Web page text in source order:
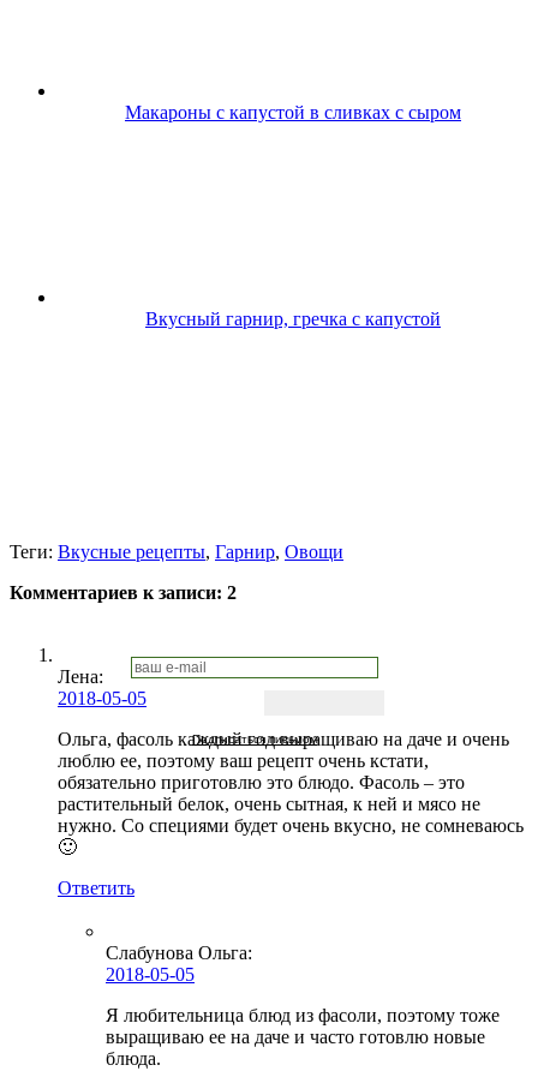
Макароны с капустой в сливках с сыром
Вкусный гарнир, гречка с капустой
Подписаться письмом
Теги: Вкусные рецепты, Гарнир, Овощи
Комментариев к записи: 2
Лена:
2018-05-05
Ольга, фасоль каждый год выращиваю на даче и очень
люблю ее, поэтому ваш рецепт очень кстати,
обязательно приготовлю это блюдо. Фасоль – это
растительный белок, очень сытная, к ней и мясо не
нужно. Со специями будет очень вкусно, не сомневаюсь
🙂
Ответить
Слабунова Ольга:
2018-05-05
Я любительница блюд из фасоли, поэтому тоже
выращиваю ее на даче и часто готовлю новые
блюда.